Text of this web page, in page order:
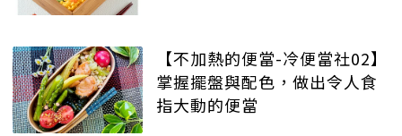
【不加熱的便當-冷便當社02】
掌握擺盤與配色，做出令人食
指大動的便當